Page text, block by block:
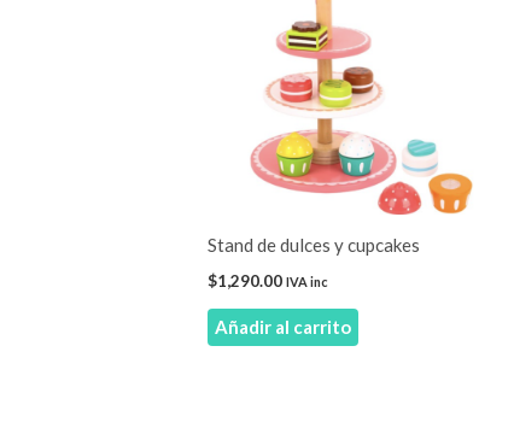
Stand de dulces y cupcakes
$1,290.00 IVA inc
Añadir al carrito